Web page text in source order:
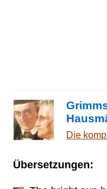
Die
Übersetzungen: